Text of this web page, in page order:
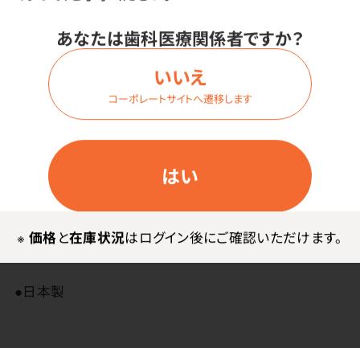
あなたは歯科医療関係者ですか？
はい
いいえ
コーポレートサイトへ遷移します
※ 価格と在庫状況はログイン後にご確認いただけます。
紙面のコロナ処理により、インスツルメントが適度に滑
りやすく、練りやすい紙練板です。
三菱油化（現三菱ケミカル）と王子製紙の共同開発によ
る、ポリプロピレン樹脂を主原料とした合成紙「ユポ」を
使用しています。
その他
●日本製